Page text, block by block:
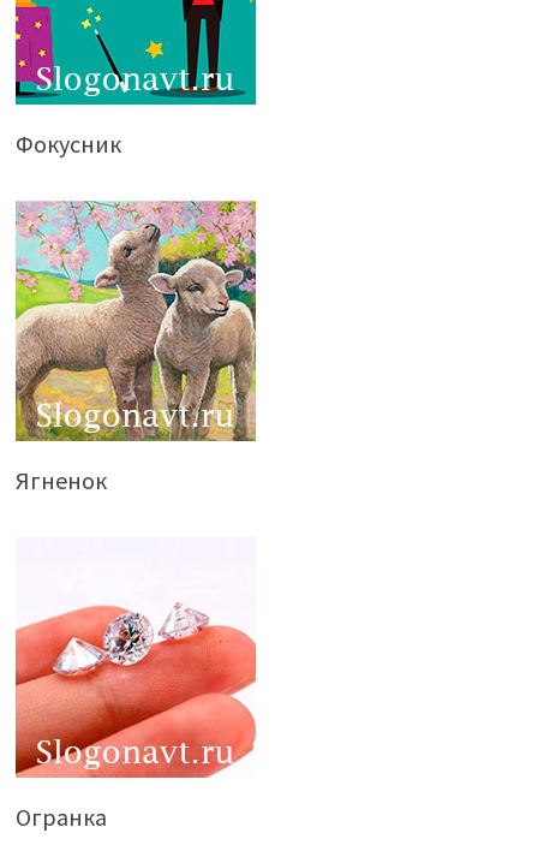
Фокусник
Ягненок
Огранка